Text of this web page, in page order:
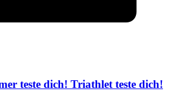
teste dich! Triathlet teste dich!